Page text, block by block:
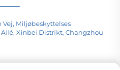
Miljøbeskyttelses
Xinbei Distrikt, Changzhou